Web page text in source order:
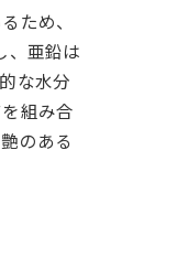
ため、
、亜鉛は
な水分
組み合
のある